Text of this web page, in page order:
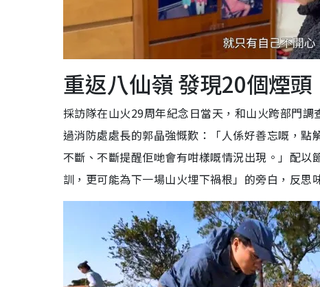
重返八仙嶺 發現20個煙頭
採訪隊在山火29周年紀念日當天，和山火跨部門
過消防處處長的郭晶強慨歎：「人係好善忘嘅，點
不斷、不斷提醒佢哋會有咁樣嘅情況出現。」配
訓，更可能為下一場山火埋下禍根」的旁白，反思